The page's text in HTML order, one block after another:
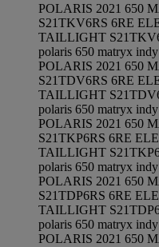
POLARIS 2021 650
S21TKV6RS 6RE
TAILLIGHT
polaris 650 matryx
POLARIS 2021 650
S21TDV6RS 6RE
TAILLIGHT
polaris 650 matryx
POLARIS 2021 650
S21TKP6RS 6RE
TAILLIGHT
polaris 650 matryx
POLARIS 2021 650
S21TDP6RS 6RE
TAILLIGHT
polaris 650 matryx
POLARIS 2021 650